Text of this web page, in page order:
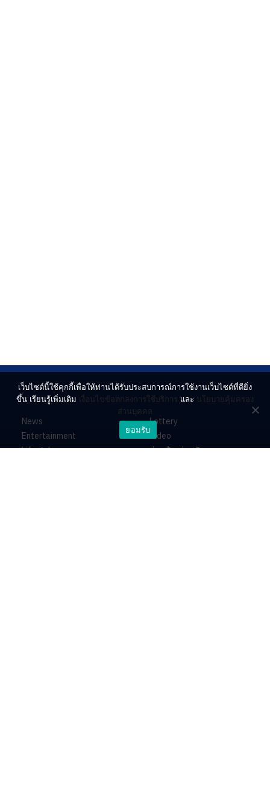
News
Entertainment
Lifestyle
Lottery
Video
ร่วมด้วยช่วยกัน
เว็บไซต์นี้ใช้คุกกี้เพื่อให้ท่านได้รับประสบการณ์การใช้งานเว็บไซต์ที่ดียิ่ง
ขึ้น เรียนรู้เพิ่มเติม เงื่อนไขข้อตกลงการใช้บริการ และ นโยบายคุ้มครอง
ส่วนบุคคล
ยอมรับ